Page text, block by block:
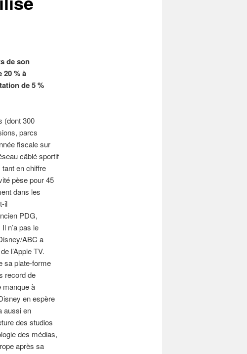
de son
20 % à
de 5 %
(dont 300
parcs
fiscale sur
câblé sportif
en chiffre
pèse pour 45
dans les
il
PDG,
n’a pas le
ABC a
l’Apple TV.
sa plate-forme
record de
manque à
en espère
aussi en
des studios
des médias,
après sa